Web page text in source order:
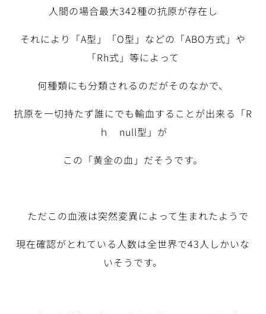
人間の場合最大342種の抗原が存在し
それにより「A型」「O型」などの「ABO方式」や
「Rh式」等によって
何種類にも分類されるのだがそのなかで、
抗原を一切持たず誰にでも輸血することが出来る「R
ｈ null型」が
この「黄金の血」だそうです。
ただこの血液は突然変異によって生まれたようで
現在確認がとれている人数は全世界で43人しかいな
いそうです。